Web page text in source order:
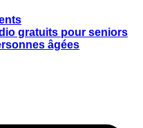
gratuits pour seniors
âgées